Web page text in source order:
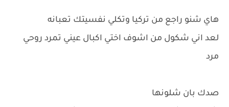
هاي شنو راجع من تركيا وتكلي نفسيتك تعبانه
لعد اني شكول من اشوف اختي اكبال عيني تمرد روحي
مرد
صدك بان شلونها